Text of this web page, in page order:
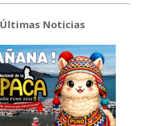
Últimas Noticias